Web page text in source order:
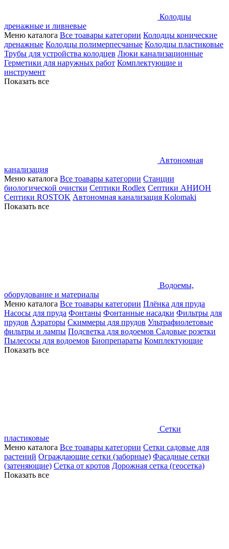
Колодцы
дренажные и ливневые
Меню каталога Все тоавары категории Колодцы конические
дренажные Колодцы полимерпесчаные Колодцы пластиковые
Трубы для устройства колодцев Люки канализационные
Герметики для наружных работ Комплектующие и
инструмент
Показать все
Автономная
канализация
Меню каталога Все тоавары категории Станции
биологической очистки Септики Rodlex Септики АНИОН
Септики ROSTOK Автономная канализация Kolomaki
Показать все
Водоемы,
оборудование и материалы
Меню каталога Все тоавары категории Плёнка для пруда
Насосы для пруда Фонтаны Фонтанные насадки Фильтры для
прудов Аэраторы Скиммеры для прудов Ультрафиолетовые
фильтры и лампы Подсветка для водоемов Садовые розетки
Пылесосы для водоемов Биопрепараты Комплектующие
Показать все
Сетки
пластиковые
Меню каталога Все тоавары категории Сетки садовые для
растений Ограждающие сетки (заборные) Фасадные сетки
(затеняющие) Сетка от кротов Дорожная сетка (геосетка)
Показать все